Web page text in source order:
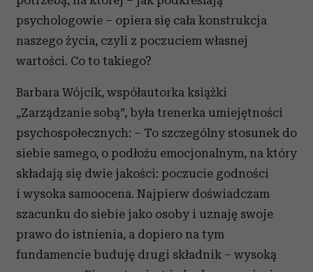
psychologowie – opiera się cała konstrukcja
naszego życia, czyli z poczuciem własnej
wartości. Co to takiego?
Barbara Wójcik, współautorka książki
„Zarządzanie sobą”, była trenerka umiejętności
psychospołecznych: – To szczególny stosunek do
siebie samego, o podłożu emocjonalnym, na który
składają się dwie jakości: poczucie godności
i wysoka samoocena. Najpierw doświadczam
szacunku do siebie jako osoby i uznaję swoje
prawo do istnienia, a dopiero na tym
fundamencie buduję drugi składnik – wysoką